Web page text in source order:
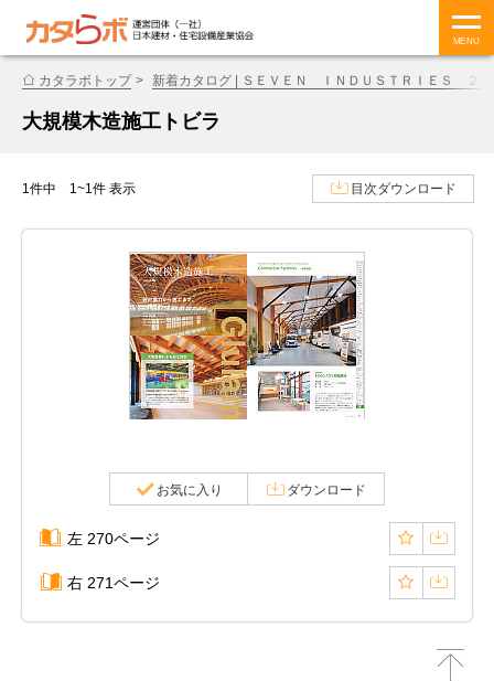
MENU
カタラボトップ 新着カタログ | ＳＥＶＥＮ ＩＮＤＵＳＴＲＩＥＳ ２
大規模木造施工トビラ
1件中 1~1件 表示 目次ダウンロード
お気に入り ダウンロード
左 270ページ
右 271ページ